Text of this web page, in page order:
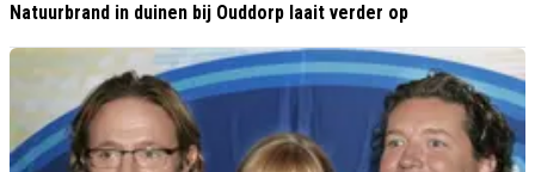
Natuurbrand in duinen bij Ouddorp laait verder op